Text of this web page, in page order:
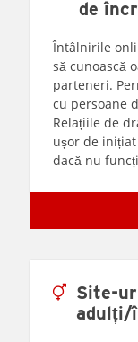
de
Întâlnirile
să cunoască
parteneri.
cu persoane
Relațiile de
ușor de
dacă nu
Site-